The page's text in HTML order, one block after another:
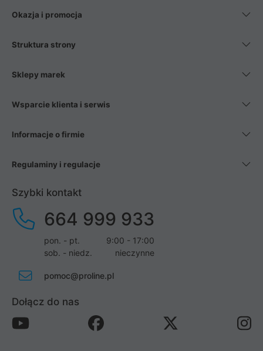
Okazja i promocja
Struktura strony
Sklepy marek
Wsparcie klienta i serwis
Informacje o firmie
Regulaminy i regulacje
Szybki kontakt
664 999 933
pon. - pt.
9:00 - 17:00
sob. - niedz.
nieczynne
pomoc@proline.pl
Dołącz do nas